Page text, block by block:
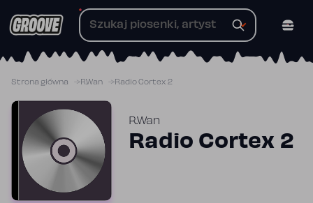
do
Strona główna R.Wan Radio Cortex 2
R.Wan
Radio Cortex 2